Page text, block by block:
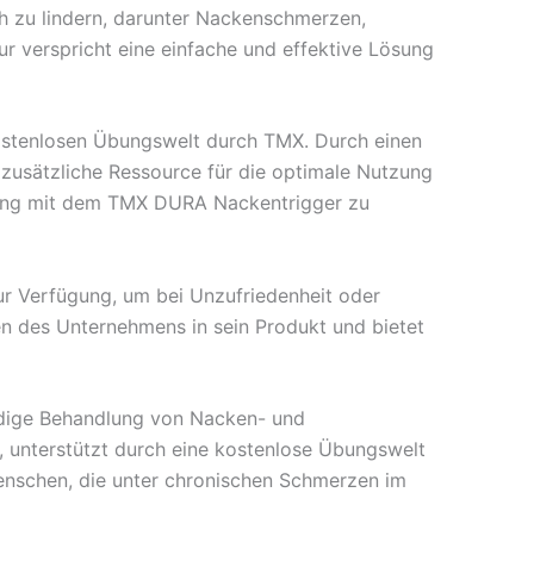
lindern, darunter Nackenschmerzen,
verspricht eine einfache und effektive Lösung
Übungswelt durch TMX. Durch einen
Ressource für die optimale Nutzung
mit dem TMX DURA Nackentrigger zu
Verfügung, um bei Unzufriedenheit oder
des Unternehmens in sein Produkt und bietet
Behandlung von Nacken- und
unterstützt durch eine kostenlose Übungswelt
die unter chronischen Schmerzen im